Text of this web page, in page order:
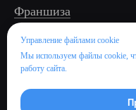
Франшиза
ТСЖ
Бизнес/торговому
центру
Отелю и ресторану
Управление файлами cookie
Мы используем файлы cookie,
работу сайта.